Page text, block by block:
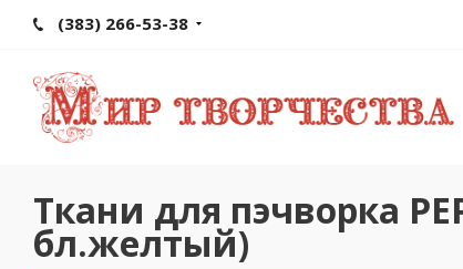
(383) 266-53-38
Ткани для пэчворка
бл.желтый)